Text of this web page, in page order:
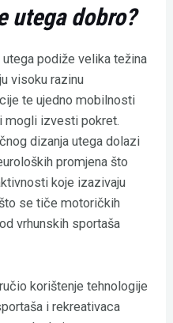
utega dobro?
podiže velika težina
visoku razinu
te ujedno mobilnosti
mogli izvesti pokret.
dizanja utega dolazi
promjena što
koje izazivaju
se tiče motoričkih
vrhunskih sportaša
korištenje tehnologije
i rekreativaca